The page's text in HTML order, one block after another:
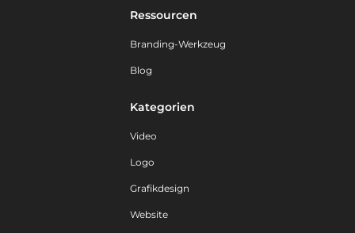
Ressourcen
Branding-Werkzeug
Blog
Kategorien
Video
Logo
Grafikdesign
Website